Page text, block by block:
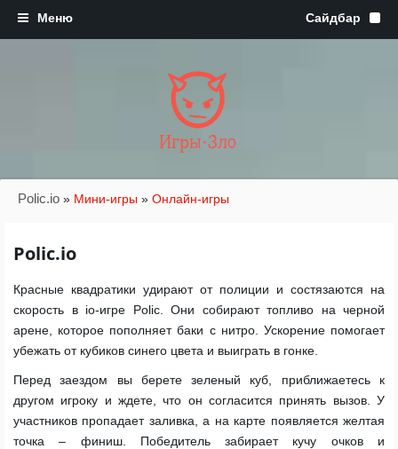
Игры·Зло
Polic.io » Мини-игры » Онлайн-игры
Polic.io
Красные квадратики удирают от полиции и состязаются на
скорость в io-игре Polic. Они собирают топливо на черной
арене, которое пополняет баки с нитро. Ускорение помогает
убежать от кубиков синего цвета и выиграть в гонке.
Перед заездом вы берете зеленый куб, приближаетесь к
другом игроку и ждете, что он согласится принять вызов. У
участников пропадает заливка, а на карте появляется желтая
точка – финиш. Победитель забирает кучу очков и